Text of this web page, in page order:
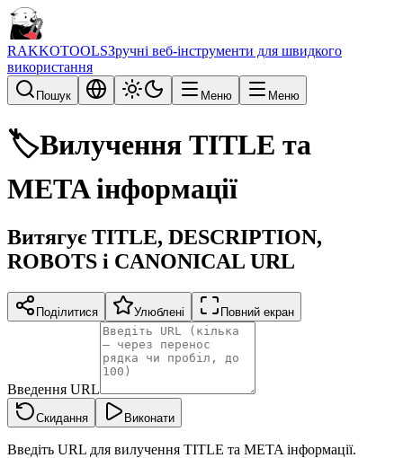
RAKKOTOOLSЗручні веб-інструменти для швидкого
використання
Пошук Меню Меню
🏷️Вилучення TITLE та
META інформації
Витягує TITLE, DESCRIPTION,
ROBOTS і CANONICAL URL
Поділитися Улюблені Повний екран
Введення URL
Скидання Виконати
Введіть URL для вилучення TITLE та META інформації.